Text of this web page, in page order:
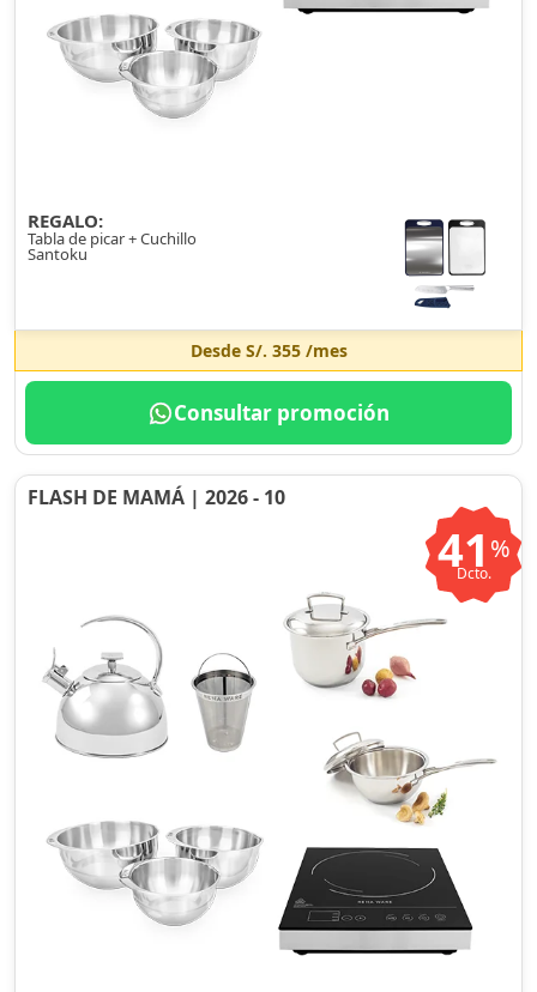
REGALO:
Tabla de picar + Cuchillo
Santoku
Desde S/. 355/mes
Consultar promoción
FLASH DE MAMÁ | 2026 - 10
41 %
Dcto.